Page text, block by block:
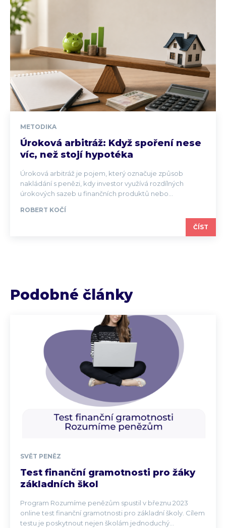
METODIKA
Úroková arbitráž: Když spoření nese
víc, než stojí hypotéka
Úroková arbitráž je pojem, který označuje způsob
nakládání s penězi, kdy investor využívá rozdílných
úrokových sazeb u finančních produktů nebo...
ROBERT KOČÍ
ČÍST
Podobné články
SVĚT PENĚZ
Test finanční gramotnosti pro žáky
základních škol
Program Rozumíme penězům spustil v březnu 2023
online test finanční gramotnosti pro základní školy. Cílem
testu je poskytnout nejen školám jednoduchý...